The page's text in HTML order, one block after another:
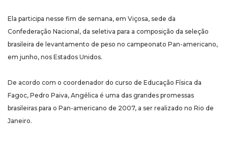
Ela participa nesse fim de semana, em Viçosa, sede da
Confederação Nacional, da seletiva para a composição da seleção
brasileira de levantamento de peso no campeonato Pan-americano,
em junho, nos Estados Unidos.
De acordo com o coordenador do curso de Educação Física da
Fagoc, Pedro Paiva, Angélica é uma das grandes promessas
brasileiras para o Pan-americano de 2007, a ser realizado no Rio de
Janeiro.